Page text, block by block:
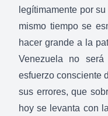
legítimamente por
mismo tiempo se
hacer grande a la
Venezuela no
esfuerzo consciente
sus errores, que
hoy se levanta con